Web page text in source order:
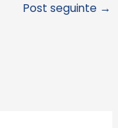
Post seguinte →